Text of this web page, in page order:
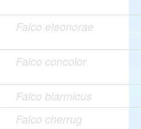
Falco eleonorae
Falco concolor
Falco biarmicus
Falco cherrug